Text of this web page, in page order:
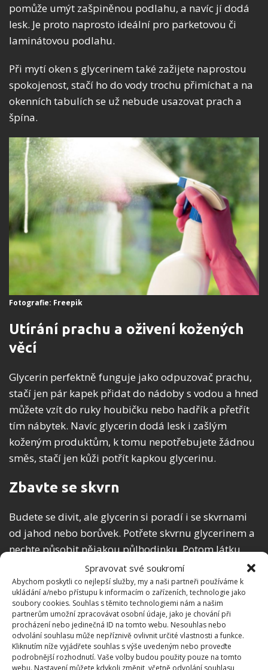
Spravovat své soukromí
Abychom poskytli co nejlepší služby, my a naši partneři používáme k
ukládání a/nebo přístupu k informacím o zařízeních, technologie jako
soubory cookies. Souhlas s těmito technologiemi nám a našim
partnerům umožní zpracovávat osobní údaje, jako je chování při
procházení nebo jedinečná ID na tomto webu. Nesouhlas nebo
odvolání souhlasu může nepříznivě ovlivnit určité vlastnosti a funkce.
Kliknutím níže vyjádřete souhlas s výše uvedeným nebo proveďte
podrobnější rozhodnutí. Vaše volby budou použity pouze na tomto
webu. Nastavení můžete kdykoli změnit, včetně odvolání souhlasu,
pomůže umýt zašpiněnou podlahu, a navíc jí dodá
lesk. Je proto naprosto ideální pro parketovou či
laminátovou podlahu.
Při mytí oken s glycerinem také zažijete naprostou
spokojenost, stačí ho do vody trochu přimíchat a na
okenních tabulích se už nebude usazovat prach a
špína.
Fotografie: Freepik
Utírání prachu a oživení kožených
věcí
Glycerin perfektně funguje jako odpuzovač prachu,
stačí jen pár kapek přidat do nádoby s vodou a hned
můžete vzít do ruky houbičku nebo hadřík a přetřít
tím nábytek. Navíc glycerin dodá lesk i zašlým
koženým produktům, k tomu nepotřebujete žádnou
směs, stačí jen kůži potřít kapkou glycerinu.
Zbavte se skvrn
Budete se divit, ale glycerin si poradí i se skvrnami
od jahod nebo borůvek. Potřete skvrnu glycerinem a
nechte působit nějakou půlhodinku. Potom látku
promáchejte ve vodě s rozpuštěnou solí.